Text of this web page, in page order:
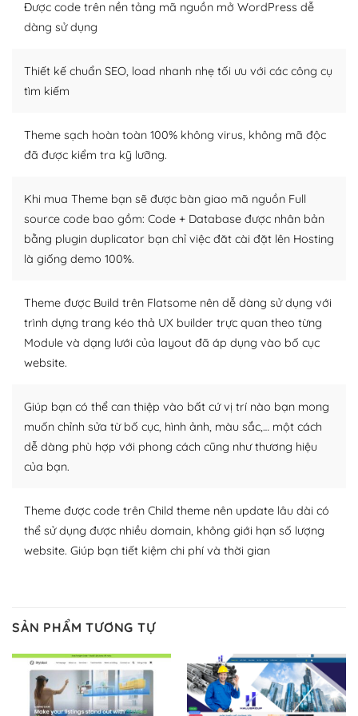
tìm kiếm chúng trên Internet hoặc nhờ chuyên gia.
Dễ dàng tùy chỉnh trên WordPress
– Sở hữu một cộng đồng lớn, sẵn sàng hỗ trợ
người cuồng tín WordPress.
kiếm những cộng đồng WordPress, họ sẽ giúp bạn trả
lời, giải đáp vấn đề của bạn.
Cộng đồng sử dụng WordPress sẵn sàng hỗ trợ bạn
Plugin mở rộng là thành phần cài đặt thêm vào
WordPress để tăng thêm các tính năng cần thiết. Có
nhiều plugin trả phí hoặc miễn phí.
plugin của WordPress rất phong phú. Bạn có thể thỏa
thích chọn lựa plugin và themes phù hợp cho mục đích
lập website của mình.
WordPress đa dạng plugin và themes
– Dễ sử dụng
Với mọi Hosting bất kỳ thì WordPress đều có thể dễ
dàng thiết lập vì thực tế nó đã cung cấp khoảng 60%
trang web WordPress của bạn.
Dễ dàng lựa chọn Hosting cho website WordPress
– Bảo mật cực tốt
Được code trên nền tảng mã nguồn mở WordPress dễ
dàng sử dụng
Thiết kế chuẩn SEO, load nhanh nhẹ tối ưu với các công cụ
tìm kiếm
Theme sạch hoàn toàn 100% không virus, không mã độc
đã được kiểm tra kỹ lưỡng.
Khi mua Theme bạn sẽ được bàn giao mã nguồn Full
source code bao gồm: Code + Database được nhân bản
bằng plugin duplicator bạn chỉ việc đăt cài đặt lên Hosting
là giống demo 100%.
Theme được Build trên Flatsome nên dễ dàng sử dụng với
trình dựng trang kéo thả UX builder trực quan theo từng
Module và dạng lưới của layout đã áp dụng vào bố cục
website.
Giúp bạn có thể can thiệp vào bất cứ vị trí nào bạn mong
muốn chỉnh sửa từ bố cục, hình ảnh, màu sắc,… một cách
dễ dàng phù hợp với phong cách cũng như thương hiệu
của bạn.
Theme được code trên Child theme nên update lâu dài có
thể sử dụng được nhiều domain, không giới hạn số lượng
website. Giúp bạn tiết kiệm chi phí và thời gian
SẢN PHẨM TƯƠNG TỰ